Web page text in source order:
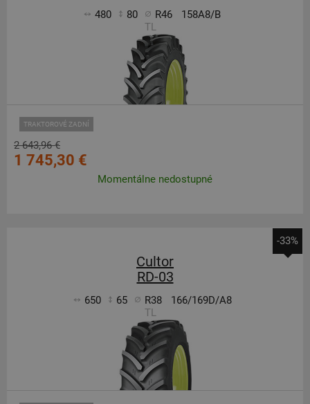
480 80 R46
158A8/B
TL
TRAKTOROVÉ ZADNÍ
2 643,96 €
1 745,30 €
Momentálne nedostupné
-33%
Cultor
RD-03
650 65 R38
166/169D/A8
TL